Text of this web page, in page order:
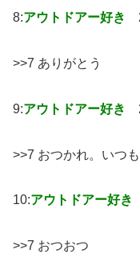
8:アウトドアー好き
>>7 ありがとう
9:アウトドアー好き
>>7 おつかれ。いつ
10:アウトドアー好き
>>7 おつおつ